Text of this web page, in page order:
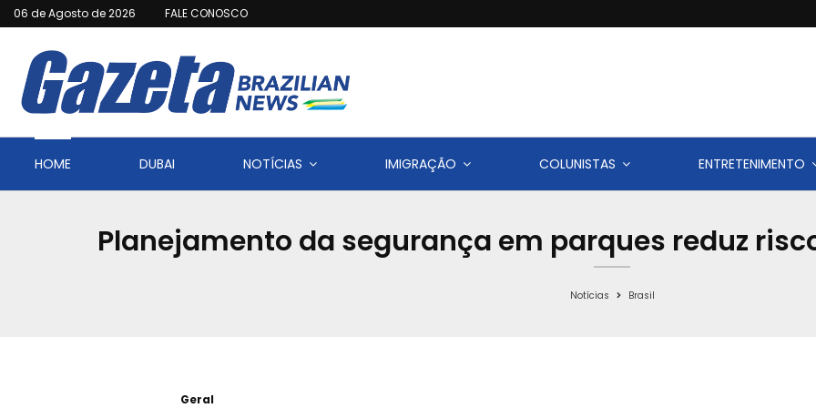
06 de Agosto de 2026 FALE CONOSCO
HOME DUBAI NOTÍCIAS IMIGRAÇÃO COLUNISTAS ENTRETENIMENTO
Planejamento da segurança em parques reduz
Notícias Brasil
Geral